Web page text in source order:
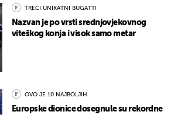
TREĆI UNIKATNI BUGATTI
Nazvan je po vrsti srednjovjekovnog
viteškog konja i visok samo metar
OVO JE 10 NAJBOLJIH
Europske dionice dosegnule su rekordne